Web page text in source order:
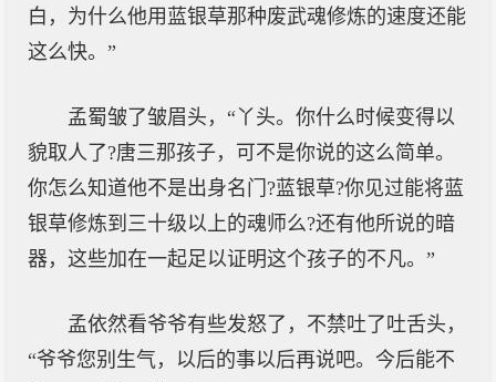
白，为什么他用蓝银草那种废武魂修炼的速度还能
这么快。”
孟蜀皱了皱眉头，“丫头。你什么时候变得以
貌取人了?唐三那孩子，可不是你说的这么简单。
你怎么知道他不是出身名门?蓝银草?你见过能将蓝
银草修炼到三十级以上的魂师么?还有他所说的暗
器，这些加在一起足以证明这个孩子的不凡。”
孟依然看爷爷有些发怒了，不禁吐了吐舌头，
“爷爷您别生气，以后的事以后再说吧。今后能不